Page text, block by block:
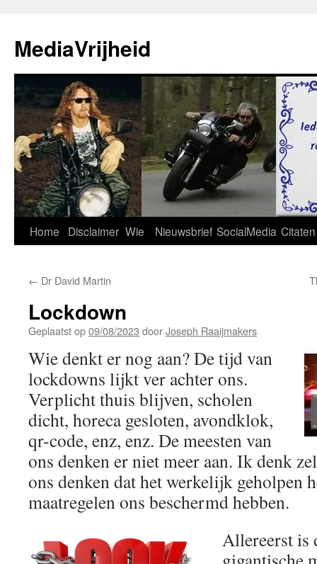
de
inhoud
MediaVrijheid
Home Disclaimer Wie Nieuwsbrief SocialMedia Citaten
← Dr David Martin
Lockdown
Geplaatst op09/08/2023 doorJoseph Raaijmakers
Wie denkt er nog aan? De tijd van
lockdowns lijkt ver achter ons.
Verplicht thuis blijven, scholen
dicht, horeca gesloten, avondklok,
qr-code, enz, enz. De meesten van
ons denken er niet meer aan. Ik denk
ons denken dat het werkelijk geholpen
maatregelen ons beschermd hebben.
Allereerst is